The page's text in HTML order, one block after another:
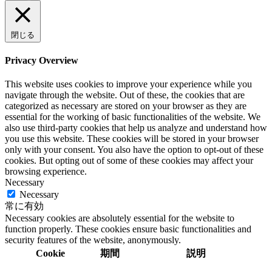
閉じる
Privacy Overview
This website uses cookies to improve your experience while you
navigate through the website. Out of these, the cookies that are
categorized as necessary are stored on your browser as they are
essential for the working of basic functionalities of the website. We
also use third-party cookies that help us analyze and understand how
you use this website. These cookies will be stored in your browser
only with your consent. You also have the option to opt-out of these
cookies. But opting out of some of these cookies may affect your
browsing experience.
Necessary
Necessary
常に有効
Necessary cookies are absolutely essential for the website to
function properly. These cookies ensure basic functionalities and
security features of the website, anonymously.
Cookie
期間 説明